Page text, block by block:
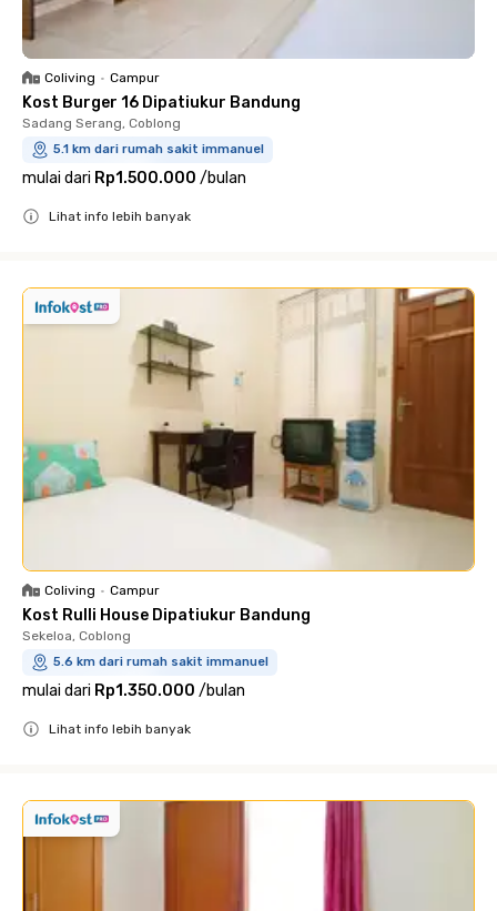
Coliving • Campur
Kost Burger 16 Dipatiukur Bandung
Sadang Serang, Coblong
5.1 km dari rumah sakit immanuel
mulai dari Rp1.500.000 /bulan
Lihat info lebih banyak
Coliving • Campur
Kost Rulli House Dipatiukur Bandung
Sekeloa, Coblong
5.6 km dari rumah sakit immanuel
mulai dari Rp1.350.000 /bulan
Lihat info lebih banyak